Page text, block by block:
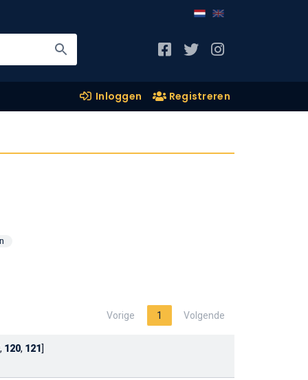
Inloggen Registreren
Vorige 1 Volgende
, 120, 121]